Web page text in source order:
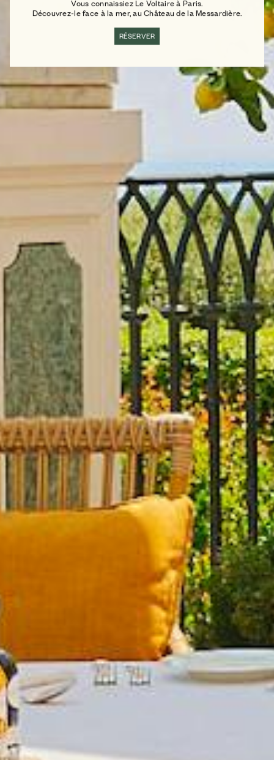
Vous connaissiez Le Voltaire à Paris.
Découvrez-le face à la mer, au Château de la Messardière.
RÉSERVER